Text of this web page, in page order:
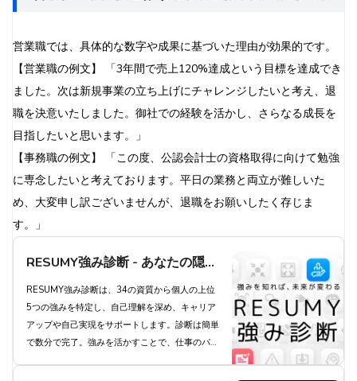
しょう。
営業職では、具体的な数字や成果に基づいた理由が効果的です。
【営業職の例文】 「3年間で売上120%達成という目標を達成でき
ました。次は新規事業の立ち上げにチャレンジしたいと考え、退
職を決意いたしました。御社での経験を活かし、さらなる成長を
目指したいと思います。」
【事務職の例文】 「この度、公認会計士の資格取得に向けて勉強
に専念したいと考えております。平日の業務と両立が難しいた
め、大変申し訳ございませんが、退職をお願いしたく存じま
す。」
RESUMY強み診断 - あなたの隠れ
た強みを発見し、キャリアアップ
を実現しよう
RESUMY強み診断は、34の資質から個人の上位
5つの強みを特定し、自己理解を深め、キャリア
アップや自己実現をサポートします。診断は簡単
で数分で完了。強みを活かすことで、仕事のパフ